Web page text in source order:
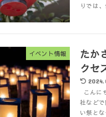
りでは、
イベント情報
たか
クセ
こんに
社など
い祭と